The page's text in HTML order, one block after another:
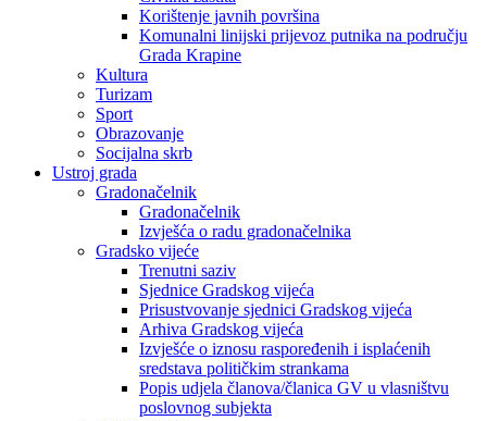
Korištenje javnih površina
Komunalni linijski prijevoz putnika na području
Grada Krapine
Kultura
Turizam
Sport
Obrazovanje
Socijalna skrb
Ustroj grada
Gradonačelnik
Gradonačelnik
Izvješća o radu gradonačelnika
Gradsko vijeće
Trenutni saziv
Sjednice Gradskog vijeća
Prisustvovanje sjednici Gradskog vijeća
Arhiva Gradskog vijeća
Izvješće o iznosu raspoređenih i isplaćenih
sredstava političkim strankama
Popis udjela članova/članica GV u vlasništvu
poslovnog subjekta